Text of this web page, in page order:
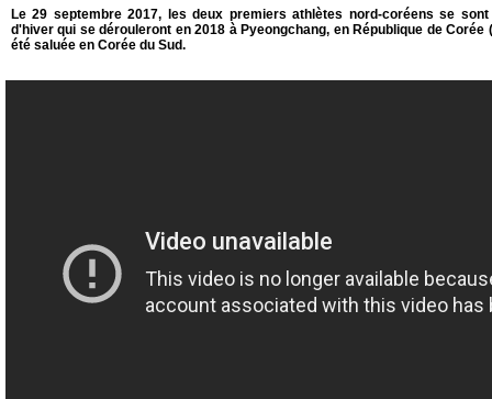
Le 29 septembre 2017, les deux premiers athlètes nord-coréens se
d'hiver qui se dérouleront en 2018 à Pyeongchang, en République de Corée
été saluée en Corée du Sud.